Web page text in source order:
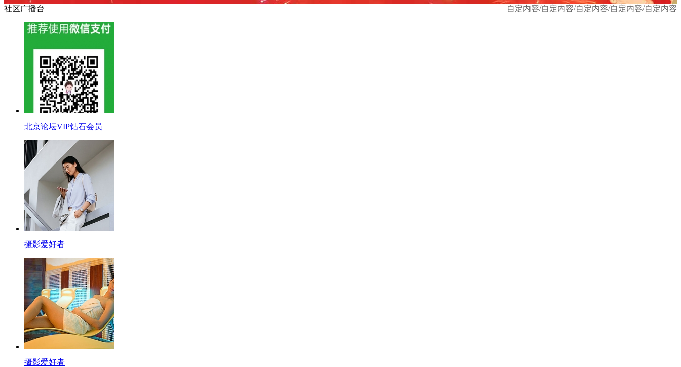
社区广播台 自定内容
/
自定内容
/
自定内容
/
自定内容
/
自定内容
北京论坛VIP钻石会员
摄影爱好者
摄影爱好者